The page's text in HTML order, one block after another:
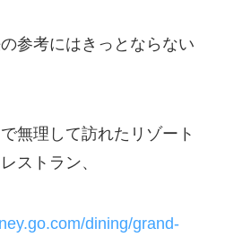
参考にはきっとならない
無理して訪れたリゾート
ストラン、
dining/grand-